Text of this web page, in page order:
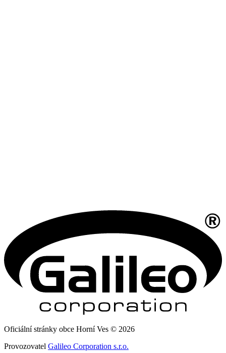
Oficiální stránky obce Horní Ves © 2026
Provozovatel Galileo Corporation s.r.o.